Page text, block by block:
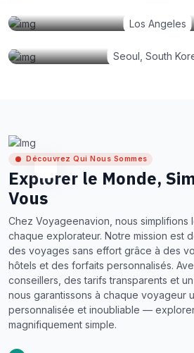
Los Angeles
Seoul, South
Découvrez Qui Nous Sommes
Explorer le Monde,
Vous
Chez Voyageenavion, nous
chaque explorateur. Notre mission est
des voyages sans effort grâce à des
hôtels et des forfaits personnalisés.
conseillers, des tarifs transparents et
nous garantissons à chaque voyageur
personnalisée et inoubliable —
magnifiquement simple.